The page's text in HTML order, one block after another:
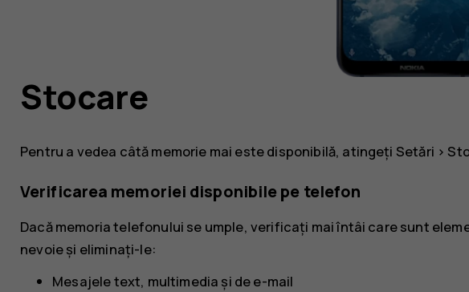
Stocare
Pentru a vedea câtă memorie mai este disponibilă, atingeți Setări >
Verificarea memoriei disponibile pe telefon
Dacă memoria telefonului se umple, verificați mai întâi care sunt
nevoie și eliminați-le:
Mesajele text, multimedia și de e-mail